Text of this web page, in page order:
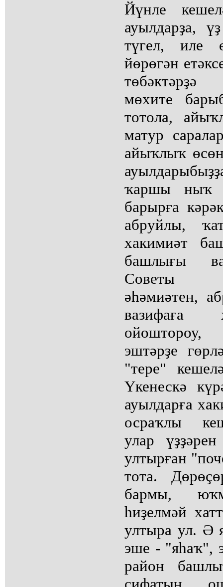
Йүнле
ауылдарҙа,
түгел, иле
йөрөгән
мөхите
тотола,
матур
айыҡлыҡ
ҡаршы ныҡ
барырға
абруйлы,
хакимиәт
башлығы
Советы
әһәмиәтен,
вазифаға
ойоштороу,
эштәрҙе
"тере"
Үкенескә
ауылдарға
осраҡлы
улар
ултырған
тота.
бармы,
һиҙелмәй
ултыра ул. Ә
эше - "яһаҡ",
район